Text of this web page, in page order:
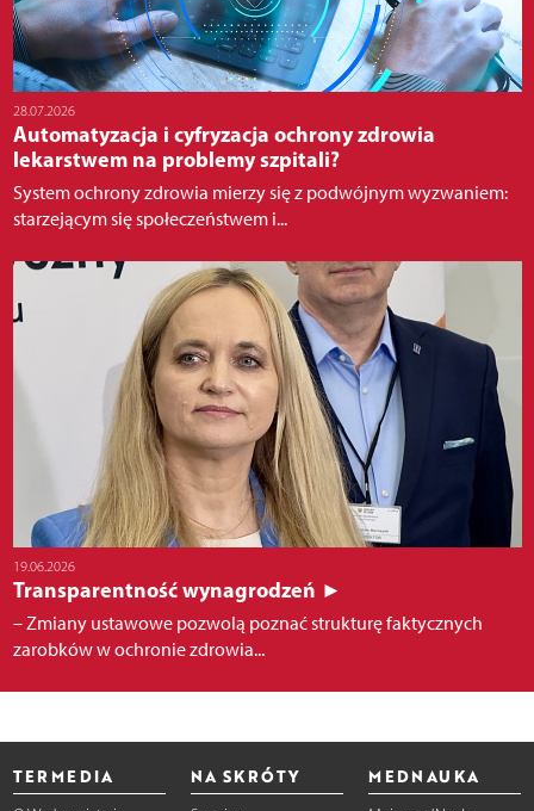
28.07.2026
Automatyzacja i cyfryzacja ochrony zdrowia
lekarstwem na problemy szpitali?
System ochrony zdrowia mierzy się z podwójnym wyzwaniem:
starzejącym się społeczeństwem i...
19.06.2026
Transparentność wynagrodzeń ►
– Zmiany ustawowe pozwolą poznać strukturę faktycznych
zarobków w ochronie zdrowia...
TERMEDIA NA SKRÓTY MEDNAUKA